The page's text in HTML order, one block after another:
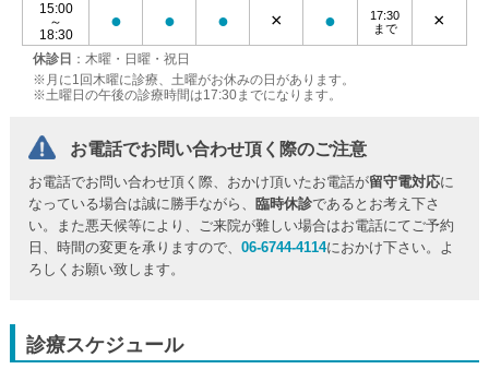
休診日 ：木曜・日曜・祝日
※月に1回木曜に診療、土曜がお休みの日があります。
※土曜日の午後の診療時間は17:30までになります。
15:00
～
18:30
● ● ● × ●
17:30
まで
×
お電話でお問い合わせ頂く際のご注意
お電話でお問い合わせ頂く際、おかけ頂いたお電話が留守電対応に
なっている場合は誠に勝手ながら、
臨時休診であるとお考え下さ
い。また悪天候等により、ご来院が難しい場合はお電話にてご予約
日、時間の変更を承りますので、06-6744-4114におかけ下さい。よ
ろしくお願い致します。
診療スケジュール